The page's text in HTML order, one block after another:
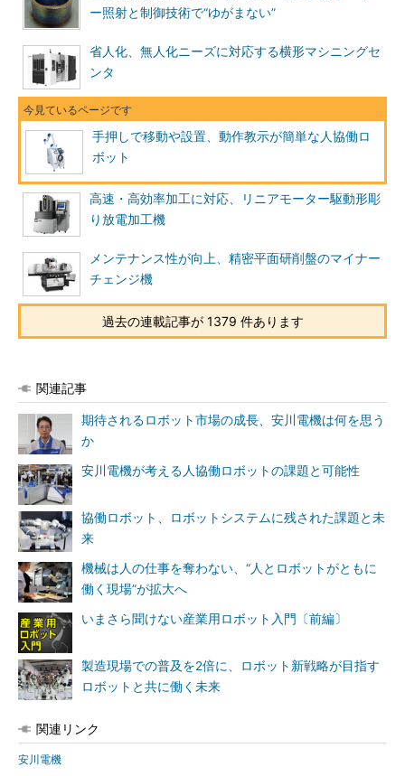
ー照射と制御技術で“ゆがまない”
省人化、無人化ニーズに対応する横形マシニングセ
ンタ
手押しで移動や設置、動作教示が簡単な人協働ロ
ボット
高速・高効率加工に対応、リニアモーター駆動形彫
り放電加工機
メンテナンス性が向上、精密平面研削盤のマイナー
チェンジ機
過去の連載記事が 1379 件あります
関連記事
期待されるロボット市場の成長、安川電機は何を思う
か
安川電機が考える人協働ロボットの課題と可能性
協働ロボット、ロボットシステムに残された課題と未
来
機械は人の仕事を奪わない、“人とロボットがともに
働く現場”が拡大へ
いまさら聞けない産業用ロボット入門〔前編〕
製造現場での普及を2倍に、ロボット新戦略が目指す
ロボットと共に働く未来
関連リンク
安川電機